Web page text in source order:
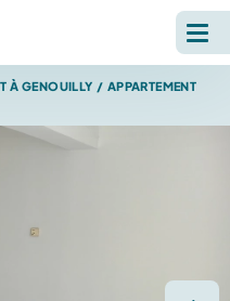
À GENOUILLY / APPARTEMENT